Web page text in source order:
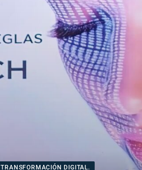
TRANSFORMACIÓN DIGITAL.